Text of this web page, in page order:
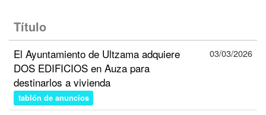
Título
El Ayuntamiento de Ultzama adquiere
DOS EDIFICIOS en Auza para
destinarlos a vivienda
tablón de anuncios
03/03/2026